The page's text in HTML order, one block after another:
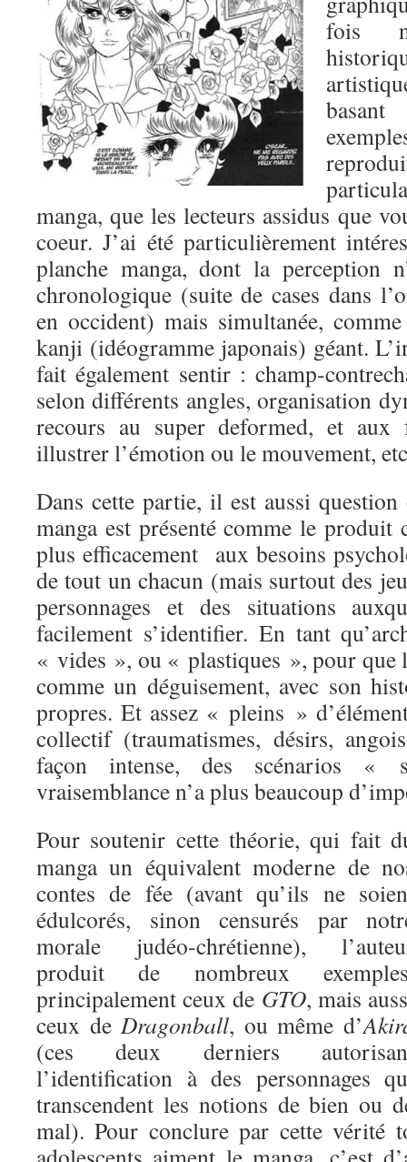
fois
manga, que les lecteurs assidus que
coeur. J’ai été particulièrement
planche manga, dont la perception
chronologique (suite de cases dans
en occident) mais simultanée,
kanji (idéogramme japonais) géant.
fait également sentir : champ-
selon différents angles, organisation
recours au super deformed, et aux
illustrer l’émotion ou le mouvement,
Dans cette partie, il est aussi
manga est présenté comme le
plus efficacement aux besoins
de tout un chacun (mais surtout des
personnages et des situations
facilement s’identifier. En tant
« vides », ou « plastiques », pour que
comme un déguisement, avec son
propres. Et assez « pleins »
collectif (traumatismes, désirs,
façon intense, des scénarios «
vraisemblance n’a plus beaucoup
Pour soutenir cette théorie, qui fait
manga un équivalent moderne de
contes de fée (avant qu’ils ne
édulcorés, sinon censurés par
morale judéo-chrétienne),
produit de nombreux
principalement ceux de GTO, mais
ceux deDragonball, ou même d’
(ces deux derniers
l’identification à des personnages
transcendent les notions de bien ou
mal). Pour conclure par cette vérité